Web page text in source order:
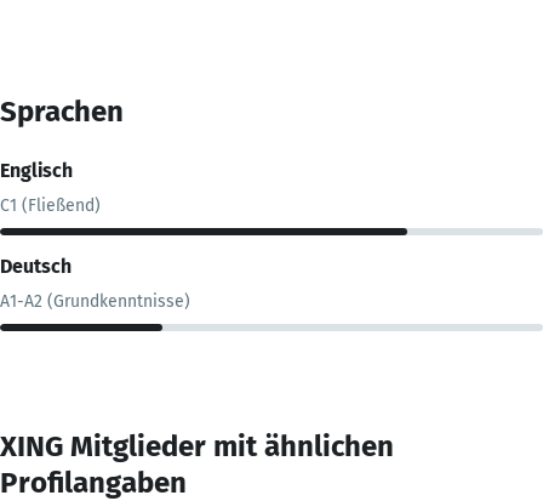
Sprachen
Englisch
C1 (Fließend)
Deutsch
A1-A2 (Grundkenntnisse)
XING Mitglieder mit ähnlichen
Profilangaben